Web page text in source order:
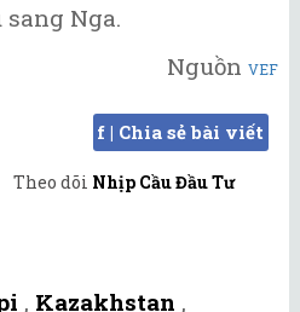
Nga.
Nguồn VEF
f | Chia sẻ bài viết
Theo dõi Nhịp Cầu Đầu Tư
, Kazakhstan ,